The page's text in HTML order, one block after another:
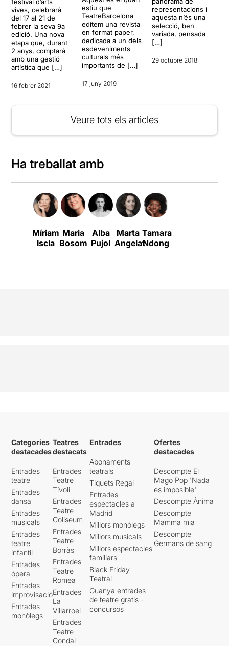
vives, celebrarà
del 17 al 21 de
febrer la seva 9a
edició. Una nova
etapa que, durant
2 anys, comptarà
amb una gestió
artística que […]
16 febrer 2021
estiu que
TeatreBarcelona
editem una revista
en format paper,
dedicada a un dels
esdeveniments
culturals més
importants de […]
17 juny 2019
representacions i
aquesta n’és una
selecció, ben
variada, pensada
[…]
29 octubre 2018
Veure tots els articles
Ha treballat amb
Míriam
Iscla
Maria
Bosom
Alba
Pujol
Marta
Angelat
Tamara
Ndong
Categories
destacades
Entrades
teatre
Entrades
dansa
Entrades
musicals
Entrades
teatre
infantil
Entrades
òpera
Entrades
improvisació
Entrades
monòlegs
Teatres
destacats
Entrades
Teatre
Tívoli
Entrades
Teatre
Coliseum
Entrades
Teatre
Borràs
Entrades
Teatre
Romea
Entrades
La
Villarroel
Entrades
Teatre
Condal
Entrades
Abonaments
teatrals
Tiquets Regal
Entrades
espectacles a
Madrid
Millors monòlegs
Millors musicals
Millors espectacles
familiars
Black Friday
Teatral
Guanya entrades
de teatre gratis -
concursos
Ofertes
destacades
Descompte El
Mago Pop 'Nada
es imposible'
Descompte Ànima
Descompte
Mamma mia
Descompte
Germans de sang